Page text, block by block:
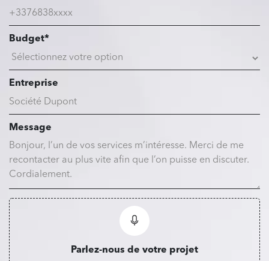
Budget*
Entreprise
Message
Parlez-nous de votre projet